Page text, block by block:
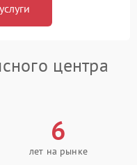
центра
6
лет на рынке